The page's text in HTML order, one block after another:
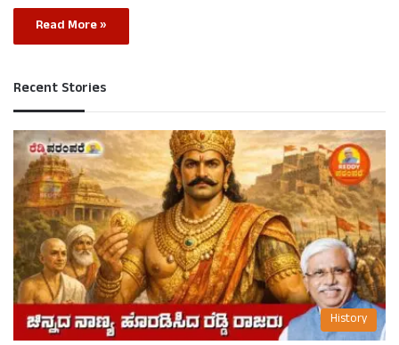
Read More »
Recent Stories
History